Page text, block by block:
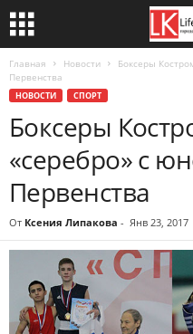
Главная Новости
Боксеры
Первенства
НОВОСТИ СПОРТ
Боксеры
«серебро» с
Первенства
От Ксения Липакова - Янв 23, 2017